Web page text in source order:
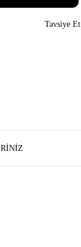
Tavsiye Et